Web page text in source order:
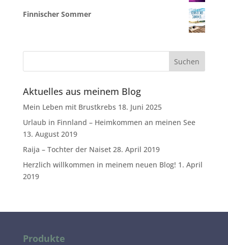
Finnischer Sommer
Aktuelles aus meinem Blog
Mein Leben mit Brustkrebs 18. Juni 2025
Urlaub in Finnland – Heimkommen an meinen See
13. August 2019
Raija – Tochter der Naiset 28. April 2019
Herzlich willkommen in meinem neuen Blog! 1. April
2019
Produkte